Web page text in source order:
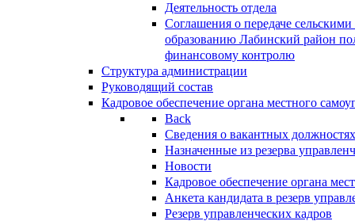
Деятельность отдела
Соглашения о передаче
образованию Лабинский район
финансовому контролю
Структура администрации
Руководящий состав
Кадровое обеспечение органа местного
Back
Сведения о вакантных
Назначенные из резерва
Новости
Кадровое обеспечение органа
Анкета кандидата в резерв
Резерв управленческих кадров